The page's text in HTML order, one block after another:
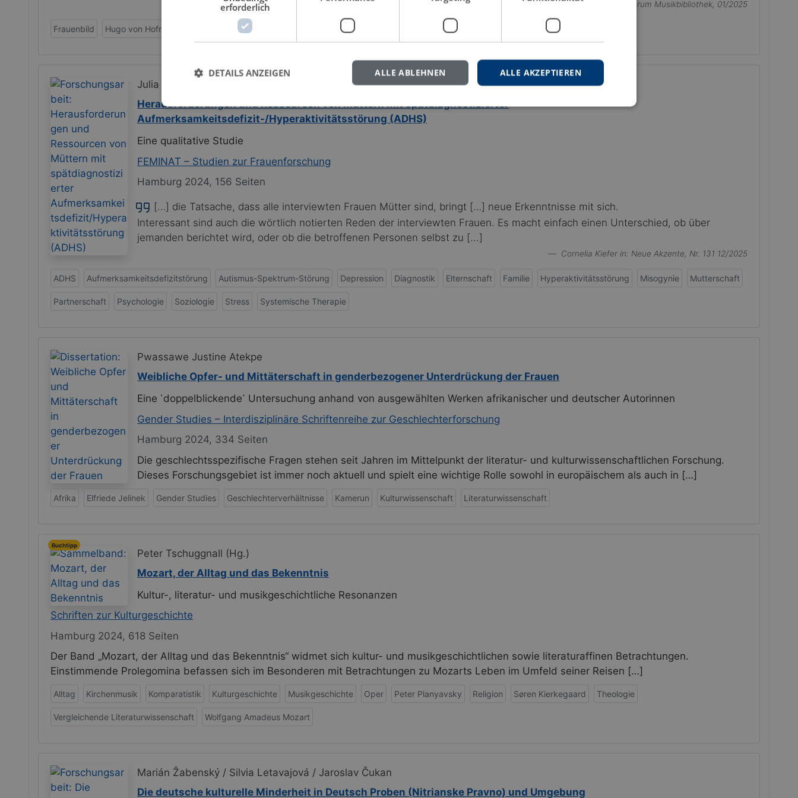
Eva Rieger in: Forum Musikbibliothek, 01/2025
Frauenbild Hugo von Hofmannsthal Kulturwissenschaft Musikwissenschaft Richard Strauss
Julia Steib
Herausforderungen und Ressourcen von Müttern mit spätdiagnostizierter
Aufmerksamkeitsdefizit-/Hyperaktivitätsstörung (ADHS)
Eine qualitative Studie
FEMINAT – Studien zur Frauenforschung
Hamburg 2024, 156 Seiten
[…] die Tatsache, dass alle interviewten Frauen Mütter sind, bringt […] neue Erkenntnisse mit sich.
Interessant sind auch die wörtlich notierten Reden der interviewten Frauen. Es macht einfach einen Unterschied, ob über
jemanden berichtet wird, oder ob die betroffenen Personen selbst zu [...]
Cornelia Kiefer in: Neue Akzente, Nr. 131 12/2025
ADHS Aufmerksamkeitsdefizitstörung Autismus-Spektrum-Störung Depression Diagnostik Elternschaft Familie Hyperaktivitätsstörung Misogynie Mutterschaft
Partnerschaft Psychologie Soziologie Stress Systemische Therapie
Pwassawe Justine Atekpe
Weibliche Opfer- und Mittäterschaft in genderbezogener Unterdrückung der Frauen
Eine ῾doppelblickende᾽ Untersuchung anhand von ausgewählten Werken afrikanischer und deutscher Autorinnen
Gender Studies – Interdisziplinäre Schriftenreihe zur Geschlechterforschung
Hamburg 2024, 334 Seiten
Die geschlechtsspezifische Fragen stehen seit Jahren im Mittelpunkt der literatur- und kulturwissenschaftlichen Forschung.
Dieses Forschungsgebiet ist immer noch aktuell und spielt eine wichtige Rolle sowohl in europäischem als auch in […]
Afrika Elfriede Jelinek Gender Studies Geschlechterverhältnisse Kamerun Kulturwissenschaft Literaturwissenschaft
Buchtipp
Peter Tschuggnall (Hg.)
Mozart, der Alltag und das Bekenntnis
Kultur-, literatur- und musikgeschichtliche Resonanzen
Schriften zur Kulturgeschichte
Hamburg 2024, 618 Seiten
Der Band „Mozart, der Alltag und das Bekenntnis“ widmet sich kultur- und musikgeschichtlichen sowie literaturaffinen Betrachtungen.
Einstimmende Prolegomina befassen sich im Besonderen mit Betrachtungen zu Mozarts Leben im Umfeld seiner Reisen […]
Alltag Kirchenmusik Komparatistik Kulturgeschichte Musikgeschichte Oper Peter Planyavsky Religion Søren Kierkegaard Theologie
Vergleichende Literaturwissenschaft Wolfgang Amadeus Mozart
Marián Žabenský / Silvia Letavajová / Jaroslav Čukan
Die deutsche kulturelle Minderheit in Deutsch Proben (Nitrianske Pravno) und Umgebung
erforderlich
ALLE AKZEPTIEREN
ALLE ABLEHNEN
DETAILS ANZEIGEN